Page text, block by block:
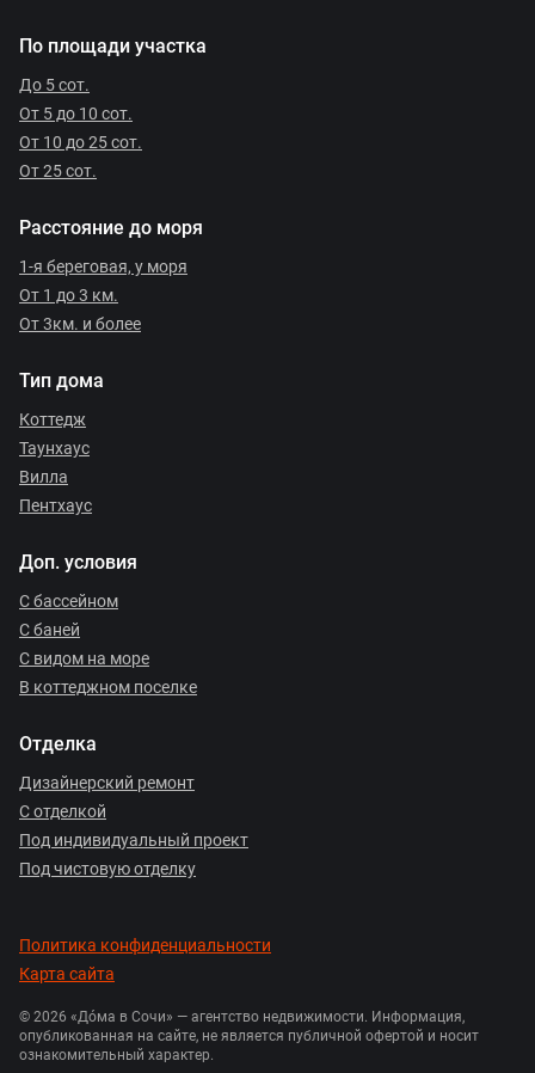
По площади участка
До 5 сот.
От 5 до 10 сот.
От 10 до 25 сот.
От 25 сот.
Расстояние до моря
1-я береговая, у моря
От 1 до 3 км.
От 3км. и более
Тип дома
Коттедж
Таунхаус
Вилла
Пентхаус
Доп. условия
С бассейном
С баней
С видом на море
В коттеджном поселке
Отделка
Дизайнерский ремонт
С отделкой
Под индивидуальный проект
Под чистовую отделку
Политика конфиденциальности
Карта сайта
© 2026 «Дóма в Сочи» — агентство недвижимости. Информация,
опубликованная на сайте, не является публичной офертой и носит
ознакомительный характер.